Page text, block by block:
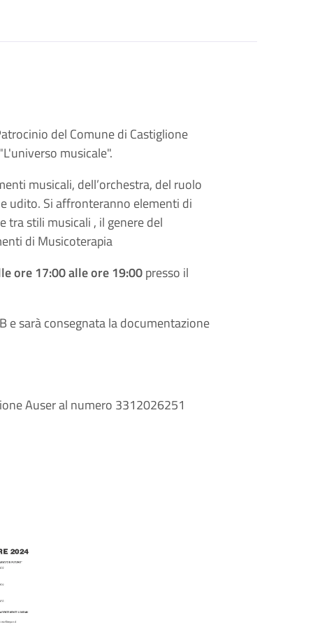
del Comune di Castiglione
musicale".
musicali, dell’orchestra, del ruolo
udito. Si affronteranno elementi di
tra stili musicali , il genere del
di Musicoterapia
ore 17:00 alle ore 19:00presso il
e sarà consegnata la documentazione
Auser al numero 3312026251